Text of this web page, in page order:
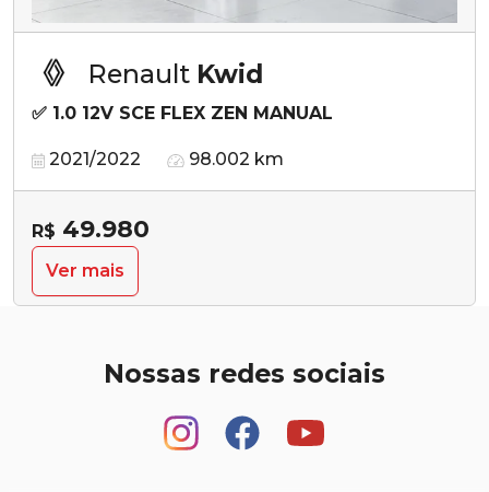
Renault Kwid
✅ 1.0 12V SCE FLEX ZEN MANUAL
2021/2022 98.002 km
R$ 49.980
Ver mais
Nossas redes sociais